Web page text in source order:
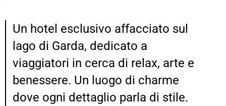
Un hotel esclusivo affacciato sul
lago di Garda, dedicato a
viaggiatori in cerca di relax, arte e
benessere. Un luogo di charme
dove ogni dettaglio parla di stile.